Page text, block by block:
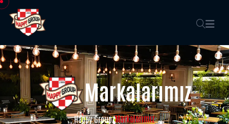
Markalarımız
Happy Group/Markalarımız